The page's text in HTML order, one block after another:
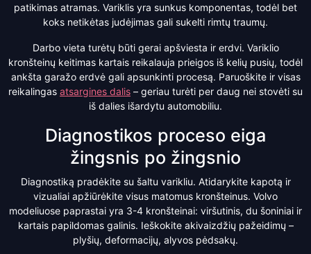
patikimas atramas. Variklis yra sunkus komponentas, todėl bet
koks netikėtas judėjimas gali sukelti rimtų traumų.
Darbo vieta turėtų būti gerai apšviesta ir erdvi. Variklio
kronšteinų keitimas kartais reikalauja prieigos iš kelių pusių, todėl
ankšta garažo erdvė gali apsunkinti procesą. Paruoškite ir visas
reikalingas atsargines dalis – geriau turėti per daug nei stovėti su
iš dalies išardytu automobiliu.
Diagnostikos proceso eiga
žingsnis po žingsnio
Diagnostiką pradėkite su šaltu varikliu. Atidarykite kapotą ir
vizualiai apžiūrėkite visus matomus kronšteinus. Volvo
modeliuose paprastai yra 3-4 kronšteinai: viršutinis, du šoniniai ir
kartais papildomas galinis. Ieškokite akivaizdžių pažeidimų –
plyšių, deformacijų, alyvos pėdsakų.